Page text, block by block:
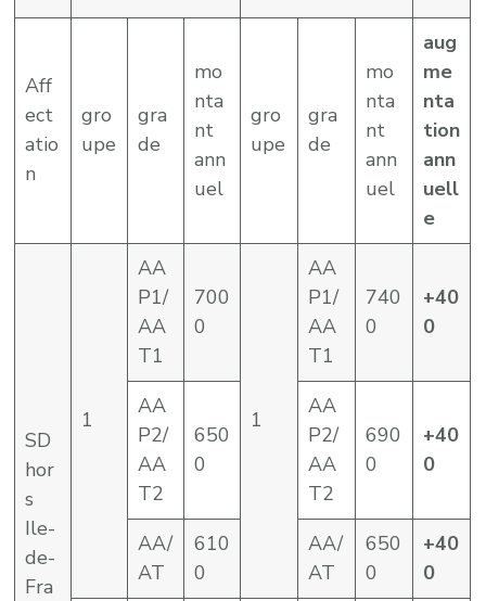
Aff
ect
atio
n
gro
upe
gra
de
mo
nta
nt
ann
uel
gro
upe
gra
de
mo
nta
nt
ann
uel
aug
me
nta
tion
ann
uell
e
SD
hor
s
Ile-
de-
Fra
1
AA
P1/
AA
T1
700
0
1
AA
P1/
AA
T1
740
0
+40
0
AA
P2/
AA
T2
650
0
AA
P2/
AA
T2
690
0
+40
0
AA/
AT
610
0
AA/
AT
650
0
+40
0